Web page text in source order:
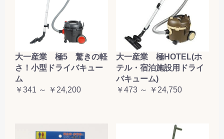
大一産業 極5 驚きの軽
さ！小型ドライバキュー
ム
￥341 ～ ￥24,200
大一産業 極HOTEL(ホ
テル・宿泊施設用ドライ
バキューム)
￥473 ～ ￥24,750